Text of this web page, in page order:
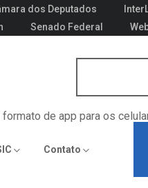
passamos por um
Legislativo de Barão de
de app para os
passamos por um
dos Deputados
Senado Federal
Contato